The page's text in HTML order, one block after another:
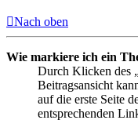
Nach oben
Wie markiere ich ein
Durch Klicken des
Beitragsansicht
auf die erste Seite
entsprechenden